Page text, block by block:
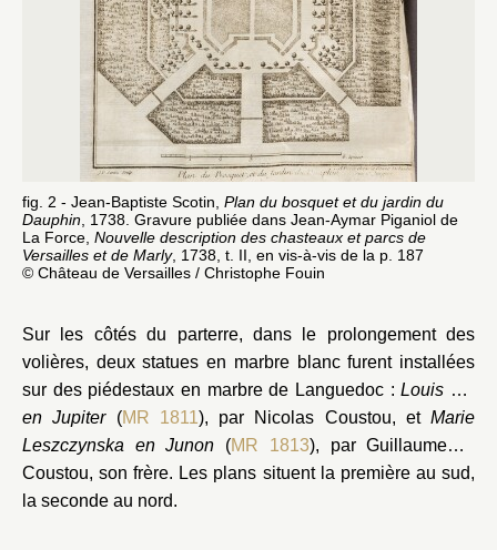
fig. 2 - Jean-Baptiste Scotin, Plan du bosquet et du jardin du
Dauphin , 1738. Gravure publiée dans Jean-Aymar Piganiol de
La Force, Nouvelle description des chasteaux et parcs de
Versailles et de Marly, 1738, t. II, en vis-à-vis de la p. 187
© Château de Versailles / Christophe Fouin
Sur les côtés du parterre, dans le prolongement des
volières, deux statues en marbre blanc furent installées
sur des piédestaux en marbre de Languedoc :Louis XV
en Jupiter(MR 1811), par Nicolas Coustou, et Marie
Leszczynska en Junon (MR 1813), par Guillaume I
Coustou, son frère. Les plans situent la première au sud,
la seconde au nord.